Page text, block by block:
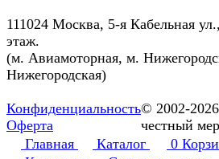
111024 Москва, 5-я Кабельная
этаж.
(м. Авиамоторная, м.
Нижегородская)
Конфиденциальность
Оферта
© 2002-
честный
Главная
Каталог 0